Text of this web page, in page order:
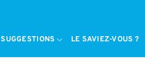
SUGGESTIONS LE SAVIEZ-VOUS ?